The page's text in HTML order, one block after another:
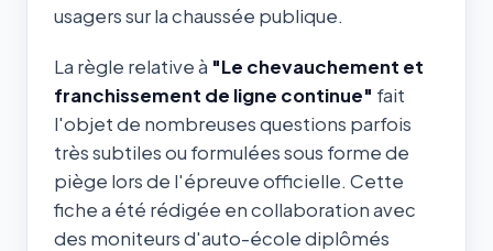
usagers sur la chaussée publique.
La règle relative à "Le chevauchement et
franchissement de ligne continue" fait
l'objet de nombreuses questions parfois
très subtiles ou formulées sous forme de
piège lors de l'épreuve officielle. Cette
fiche a été rédigée en collaboration avec
des moniteurs d'auto-école diplômés